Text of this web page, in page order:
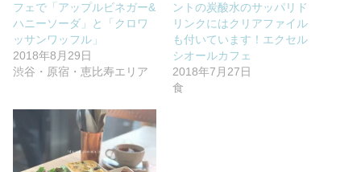
フェで「アップルビネガー&
ハニーソーダ」と「クロワ
ッサンワッフル」
2018年8月29日
渋谷・原宿・恵比寿エリア
ントの炭酸水のサッパリド
リンクにはクリアファイル
も付いています！エクセル
シオールカフェ
2018年7月27日
食